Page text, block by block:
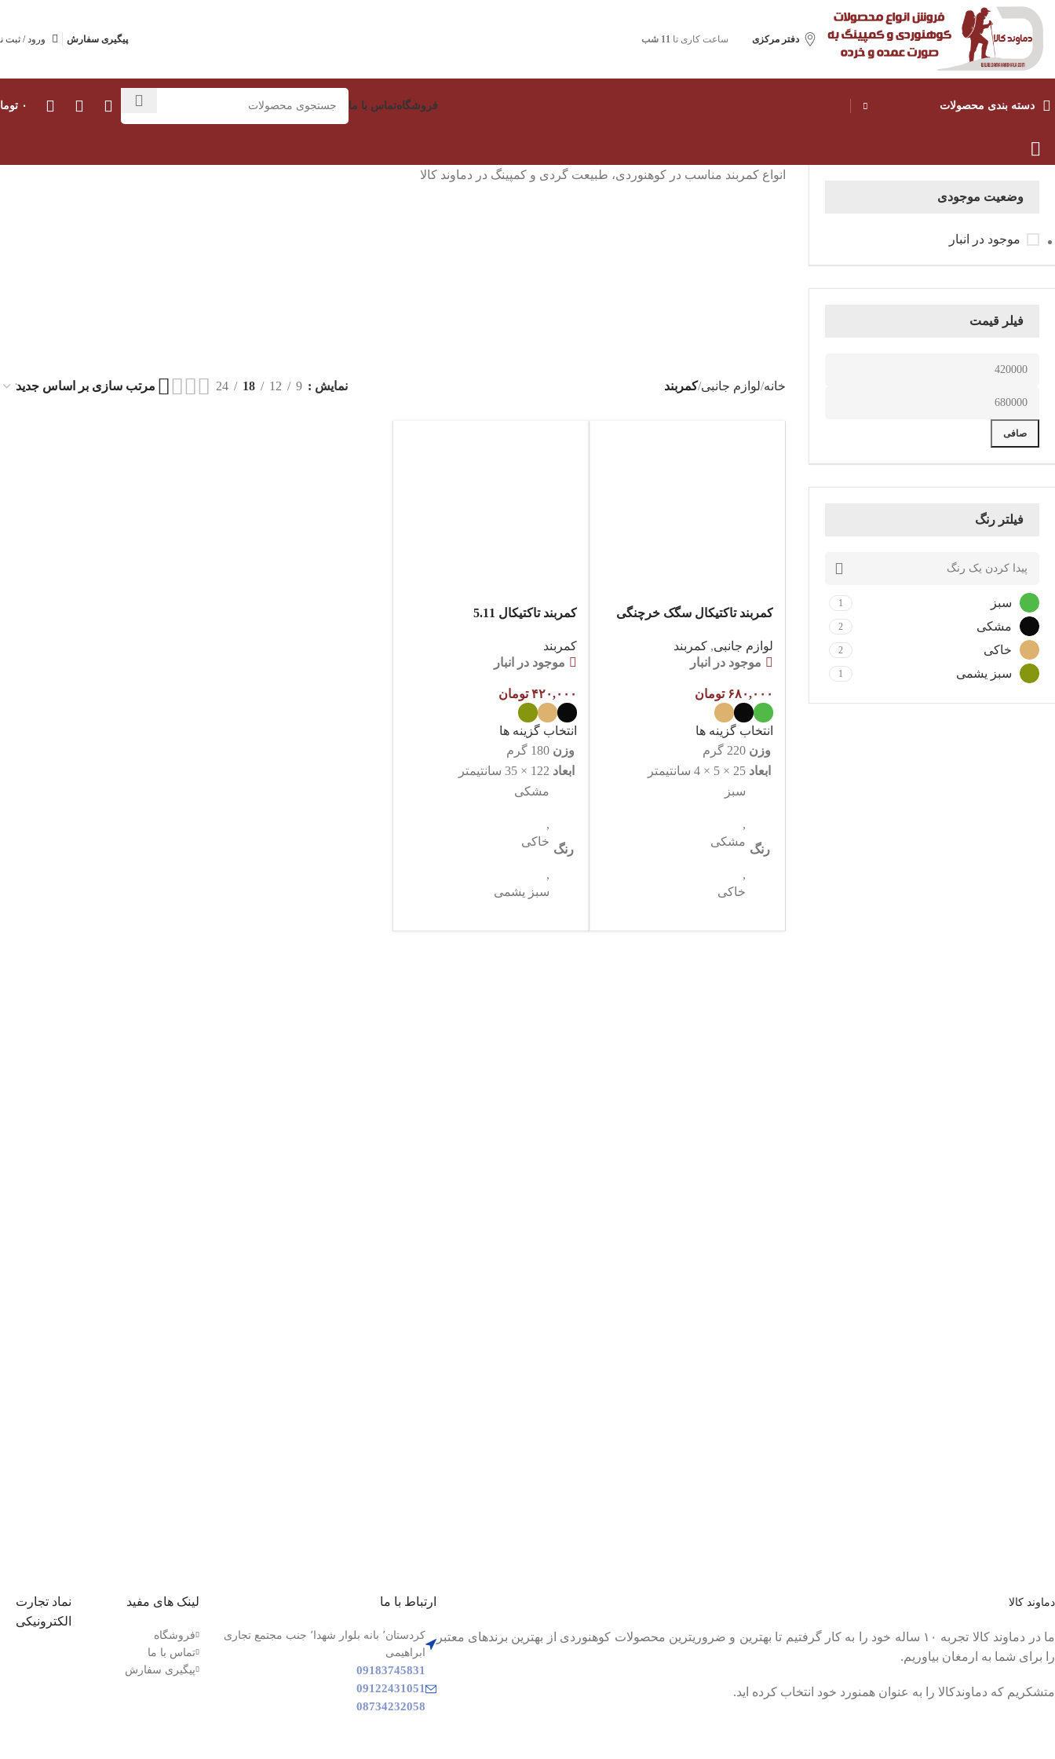
دفتر مرکزی ساعت کاری تا 11 شب پیگیری سفارش ورود / ثبت
دسته بندی محصولات فروشگاهتماس با ما ۰
وضعیت موجودی
موجود در انبار
فیلر قیمت
صافی
فیلتر رنگ
سبز 1
مشکی 2
خاکی 2
سبز یشمی 1
انواع کمربند مناسب در کوهنوردی، طبیعت گردی و کمپینگ در دماوند کالا
خانه لوازم جانبی کمربند نمایش 9
12
18
24
کمربند تاکتیکال سگک خرچنگی
لوازم جانبی,کمربند
موجود در انبار
۶۸۰,۰۰۰ تومان
انتخاب گزینه ها
وزن 220 گرم
ابعاد 25 × 5 × 4 سانتیمتر
رنگ
سبز
,
مشکی
,
خاکی
کمربند تاکتیکال 5.11
کمربند
موجود در انبار
۴۲۰,۰۰۰ تومان
انتخاب گزینه ها
وزن 180 گرم
ابعاد 122 × 35 سانتیمتر
رنگ
مشکی
,
خاکی
,
سبز یشمی
دماوند کالا
ما در دماوند کالا تجربه ۱۰ ساله خود را به کار گرفتیم تا بهترین و ضروریترین محصولات کوهنوردی از بهترین برندهای معتبر
را برای شما به ارمغان بیاوریم.
متشکریم که دماوندکالا را به عنوان همنورد خود انتخاب کرده اید.
ارتباط با ما
کردستان٬ بانه بلوار شهدا٬ جنب مجتمع تجاری
ابراهیمی
09183745831
09122431051
08734232058
لینک های مفید
فروشگاه
تماس با ما
پیگیری سفارش
نماد تجارت
الکترونیکی